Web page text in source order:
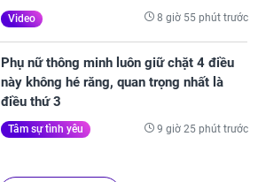
Video 8 giờ 55 phút trước
Phụ nữ thông minh luôn giữ chặt 4 điều
này không hé răng, quan trọng nhất là
điều thứ 3
Tâm sự tình yêu 9 giờ 25 phút trước